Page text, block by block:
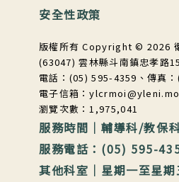
安全性政策
版權所有 Copyright © 2026
(63047) 雲林縣斗南鎮忠孝路
電話：(05) 595-4359、傳真
電子信箱：
瀏覽次數：1,975,041
服務時間｜輔導科/教保
服務電話：(05) 595-
其他科室｜星期一至星